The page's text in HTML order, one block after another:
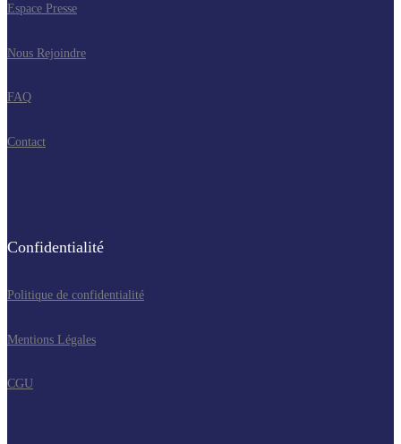
Espace Presse
Nous Rejoindre
FAQ
Contact
Confidentialité
Politique de confidentialité
Mentions Légales
CGU